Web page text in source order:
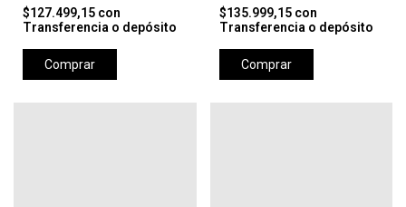
$127.499,15 con
Transferencia o depósito
Comprar
$135.999,15 con
Transferencia o depósito
Comprar